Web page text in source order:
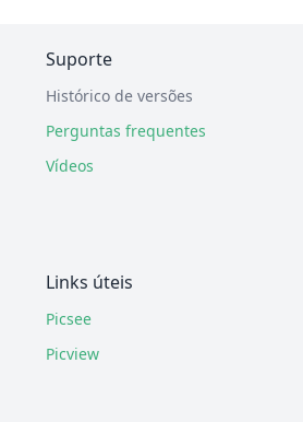
Suporte
Histórico de versões
Perguntas frequentes
Vídeos
Links úteis
Picsee
Picview